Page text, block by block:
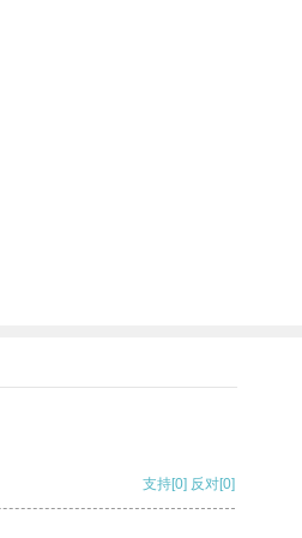
支持[0] 反对[0]